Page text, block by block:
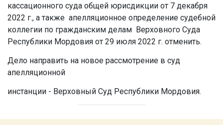
кассационного суда общей юрисдикции от 7 декабря
2022 г., а также апелляционное определение судебной
коллегии по гражданским делам Верховного Суда
Республики Мордовия от 29 июля 2022 г. отменить.
Дело направить на новое рассмотрение в суд
апелляционной
инстанции - Верховный Суд Республики Мордовия.